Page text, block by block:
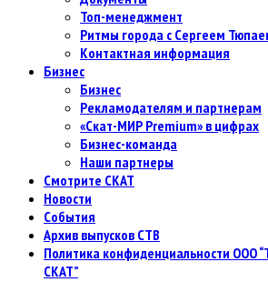
Топ-менеджмент
Ритмы города с Сергеем
Контактная информация
Бизнес
Бизнес
Рекламодателям и партнерам
«Скат-МИР Premium» в цифрах
Бизнес-команда
Наши партнеры
Смотрите СКАТ
Новости
События
Архив выпусков СТВ
Политика конфиденциальности ООО
СКАТ”